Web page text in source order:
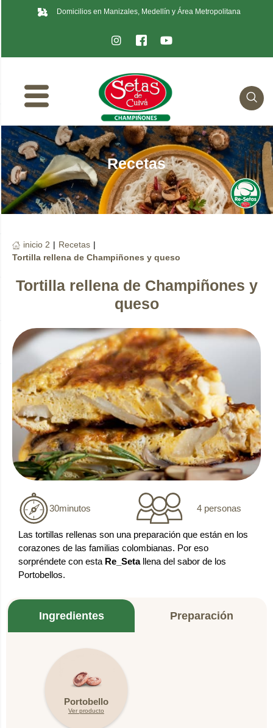
Domicilios en Manizales, Medellín y Área Metropolitana
Recetas
inicio 2 | Recetas |
Tortilla rellena de Champiñones y queso
Tortilla rellena de Champiñones y
queso
30minutos 4 personas
Las tortillas rellenas son una preparación que están en los
corazones de las familias colombianas. Por eso
sorpréndete con esta Re_Setallena del sabor de los
Portobellos.
Ingredientes Preparación
Portobello
Ver producto